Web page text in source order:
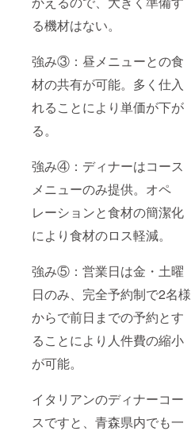
る機材はない。
強み③：昼メニューとの食
材の共有が可能。多く仕入
れることにより単価が下が
る。
強み④：ディナーはコース
メニューのみ提供。オペ
レーションと食材の簡潔化
により食材のロス軽減。
強み⑤：営業日は金・土曜
日のみ、完全予約制で2名様
からで前日までの予約とす
ることにより人件費の縮小
が可能。
イタリアンのディナーコー
スですと、青森県内でも一